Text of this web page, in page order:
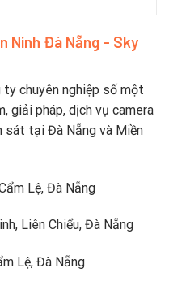
Ninh Đà Nẵng - Sky
chuyên nghiệp số một
giải pháp, dịch vụ camera
sát tại Đà Nẵng và Miền
Lệ, Đà Nẵng
Liên Chiểu, Đà Nẵng
Lệ, Đà Nẵng